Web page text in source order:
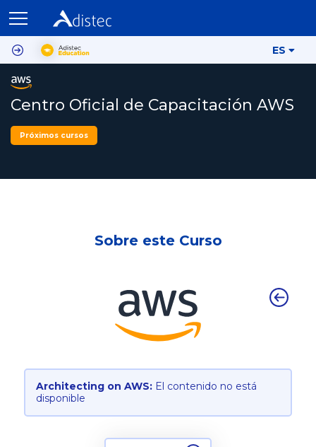
ES
Centro Oficial de Capacitación AWS
Próximos cursos
Sobre este Curso
Architecting on AWS: El contenido no está
disponible